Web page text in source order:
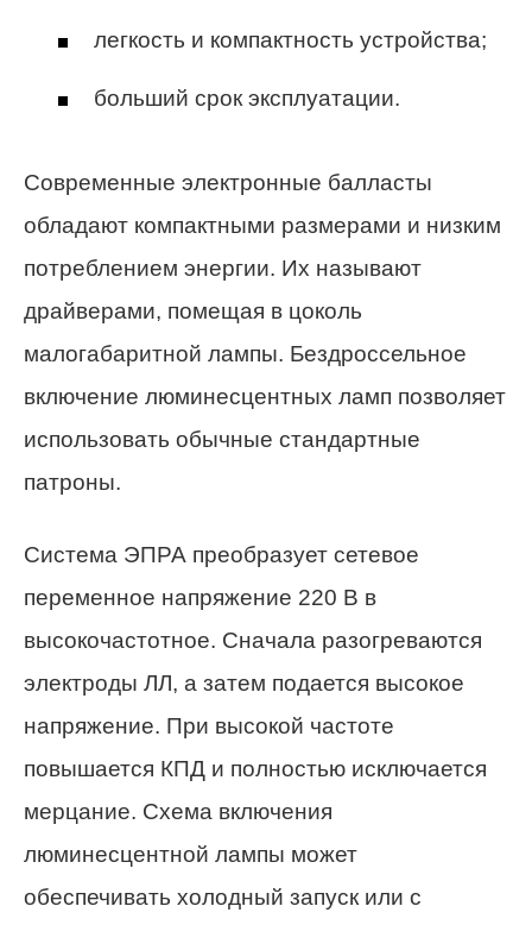
легкость и компактность устройства;
больший срок эксплуатации.
Современные электронные балласты
обладают компактными размерами и низким
потреблением энергии. Их называют
драйверами, помещая в цоколь
малогабаритной лампы. Бездроссельное
включение люминесцентных ламп позволяет
использовать обычные стандартные
патроны.
Система ЭПРА преобразует сетевое
переменное напряжение 220 В в
высокочастотное. Сначала разогреваются
электроды ЛЛ, а затем подается высокое
напряжение. При высокой частоте
повышается КПД и полностью исключается
мерцание. Схема включения
люминесцентной лампы может
обеспечивать холодный запуск или с